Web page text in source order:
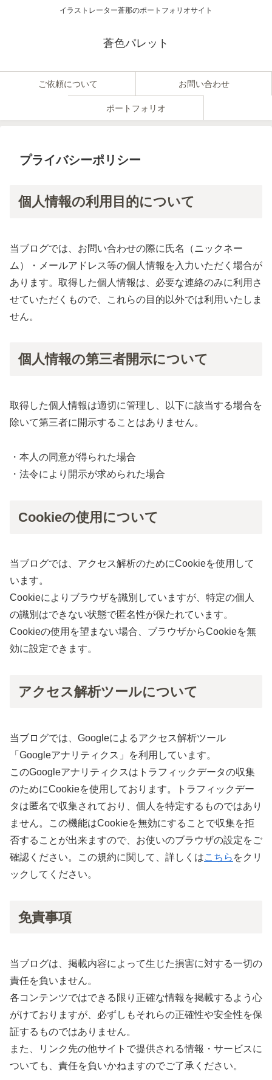
イラストレーター蒼那のポートフォリオサイト
蒼色パレット
ご依頼について お問い合わせ
ポートフォリオ
プライバシーポリシー
個人情報の利用目的について
当ブログでは、お問い合わせの際に氏名（ニックネー
ム）・メールアドレス等の個人情報を入力いただく場合が
あります。取得した個人情報は、必要な連絡のみに利用さ
せていただくもので、これらの目的以外では利用いたしま
せん。
個人情報の第三者開示について
取得した個人情報は適切に管理し、以下に該当する場合を
除いて第三者に開示することはありません。
・本人の同意が得られた場合
・法令により開示が求められた場合
Cookieの使用について
当ブログでは、アクセス解析のためにCookieを使用して
います。
Cookieによりブラウザを識別していますが、特定の個人
の識別はできない状態で匿名性が保たれています。
Cookieの使用を望まない場合、ブラウザからCookieを無
効に設定できます。
アクセス解析ツールについて
当ブログでは、Googleによるアクセス解析ツール
「Googleアナリティクス」を利用しています。
このGoogleアナリティクスはトラフィックデータの収集
のためにCookieを使用しております。トラフィックデー
タは匿名で収集されており、個人を特定するものではあり
ません。この機能はCookieを無効にすることで収集を拒
否することが出来ますので、お使いのブラウザの設定をご
確認ください。この規約に関して、詳しくはこちら をクリ
ックしてください。
免責事項
当ブログは、掲載内容によって生じた損害に対する一切の
責任を負いません。
各コンテンツではできる限り正確な情報を掲載するよう心
がけておりますが、必ずしもそれらの正確性や安全性を保
証するものではありません。
また、リンク先の他サイトで提供される情報・サービスに
ついても、責任を負いかねますのでご了承ください。